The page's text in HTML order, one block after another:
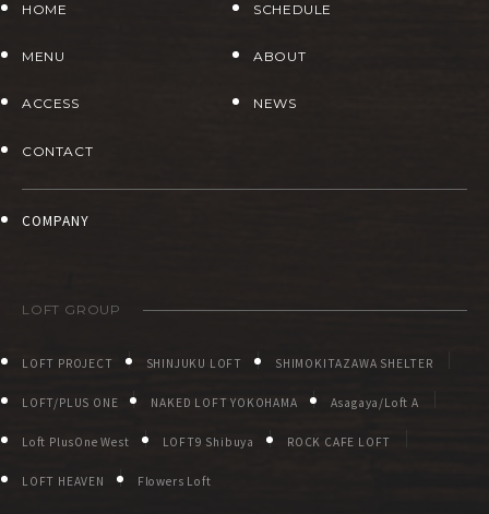
HOME SCHEDULE
MENU ABOUT
ACCESS NEWS
CONTACT
COMPANY
LOFT GROUP
LOFT PROJECT SHINJUKU LOFT SHIMOKITAZAWA SHELTER
LOFT/PLUS ONE NAKED LOFT YOKOHAMA Asagaya/Loft A
Loft PlusOne West LOFT9 Shibuya ROCK CAFE LOFT
LOFT HEAVEN Flowers Loft